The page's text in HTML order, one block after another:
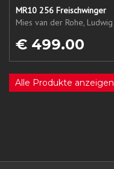
MR10 256 Freischwinger
Mies van der Rohe, Ludwig
€ 499.00
Alle Produkte anzeigen